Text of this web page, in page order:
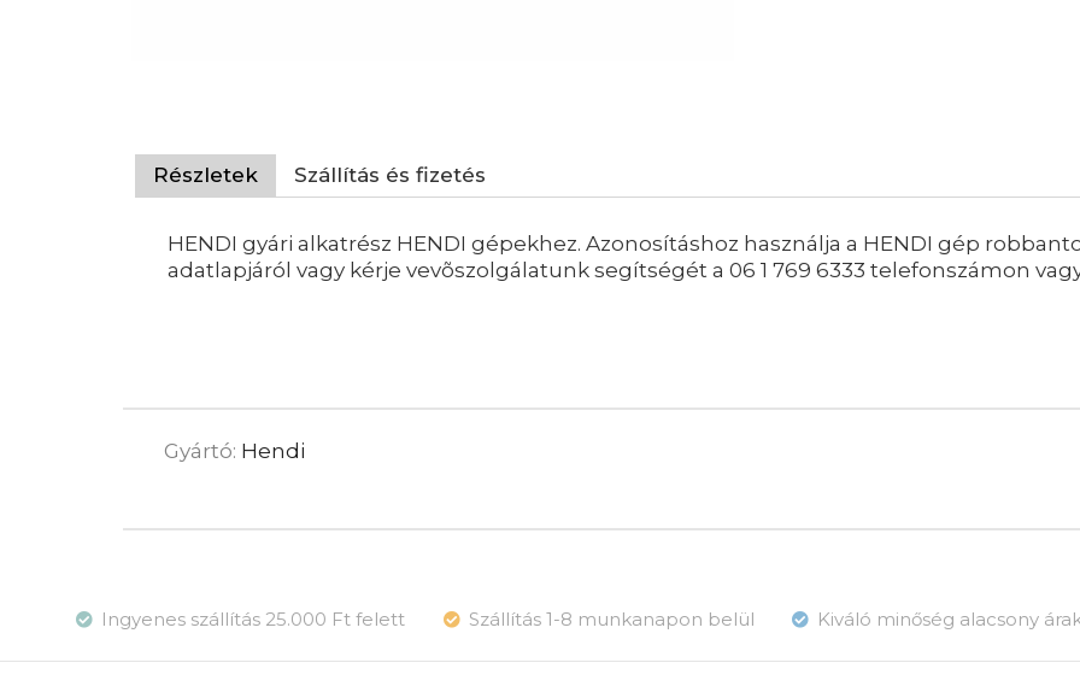
Részletek Szállítás és fizetés
HENDI gyári alkatrész HENDI gépekhez. Azonosításhoz használja a HENDI gép
adatlapjáról vagy kérje vevõszolgálatunk segítségét a 06 1 769 6333 telefonszámon
Gyártó: Hendi
Ingyenes szállítás 25.000 Ft felett Szállítás 1-8 munkanapon belül Kiváló minőség alacsony